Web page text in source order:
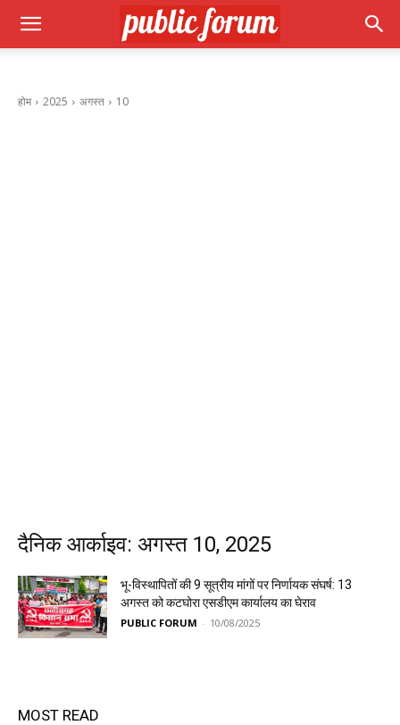
होम 2025 अगस्त 10
दैनिक आर्काइव: अगस्त 10, 2025
भू-विस्थापितों की 9 सूत्रीय मांगों पर निर्णायक संघर्ष: 13
अगस्त को कटघोरा एसडीएम कार्यालय का घेराव
PUBLIC FORUM - 10/08/2025
MOST READ